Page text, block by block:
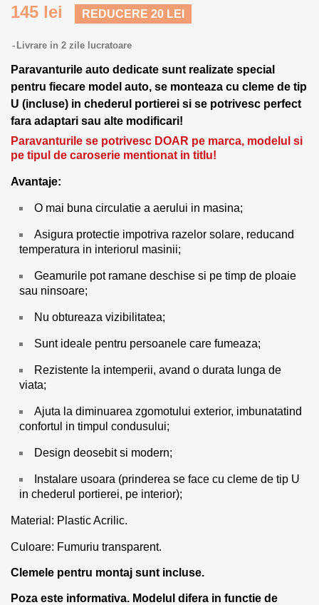
145 lei REDUCERE 20 LEI
Livrare in 2 zile lucratoare
Paravanturile auto dedicate sunt realizate special
pentru fiecare model auto, se monteaza cu cleme de tip
U (incluse) in chederul portierei si se potrivesc perfect
fara adaptari sau alte modificari!
Paravanturile se potrivesc DOAR pe marca, modelul si
pe tipul de caroserie mentionat in titlu!
Avantaje:
O mai buna circulatie a aerului in masina;
Asigura protectie impotriva razelor solare, reducand
temperatura in interiorul masinii;
Geamurile pot ramane deschise si pe timp de ploaie
sau ninsoare;
Nu obtureaza vizibilitatea;
Sunt ideale pentru persoanele care fumeaza;
Rezistente la intemperii, avand o durata lunga de
viata;
Ajuta la diminuarea zgomotului exterior, imbunatatind
confortul in timpul condusului;
Design deosebit si modern;
Instalare usoara (prinderea se face cu cleme de tip U
in chederul portierei, pe interior);
Material: Plastic Acrilic.
Culoare: Fumuriu transparent.
Clemele pentru montaj sunt incluse.
Poza este informativa. Modelul difera in functie de